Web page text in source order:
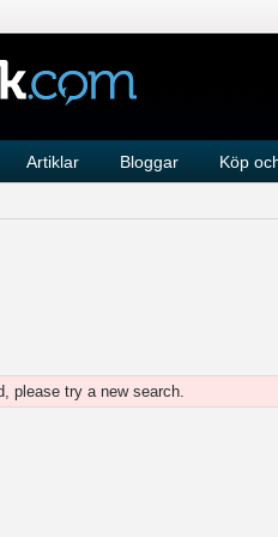
Artiklar Bloggar Köp
please try a new search.